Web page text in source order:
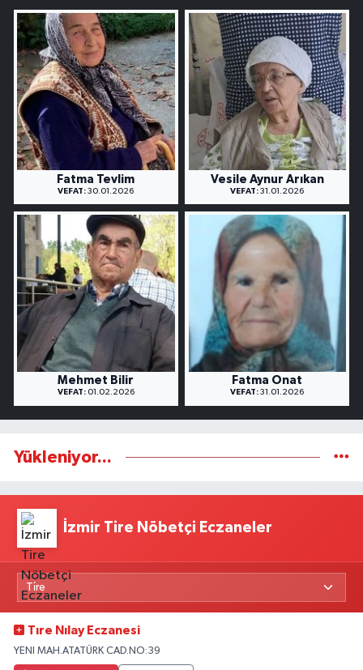
Fatma Tevlim
VEFAT: 30.01.2026
Vesile Aynur Arıkan
VEFAT: 31.01.2026
Mehmet Bilir
VEFAT:01.02.2026
Fatma Onat
VEFAT: 31.01.2026
Yükleniyor...
İzmir Tire Nöbetçi Eczaneler
Tıre Nılay Eczanesi
YENI MAH.ATATÜRK CAD.NO:39